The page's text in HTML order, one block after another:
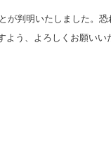
が判明いたしました。恐
よう、よろしくお願いい